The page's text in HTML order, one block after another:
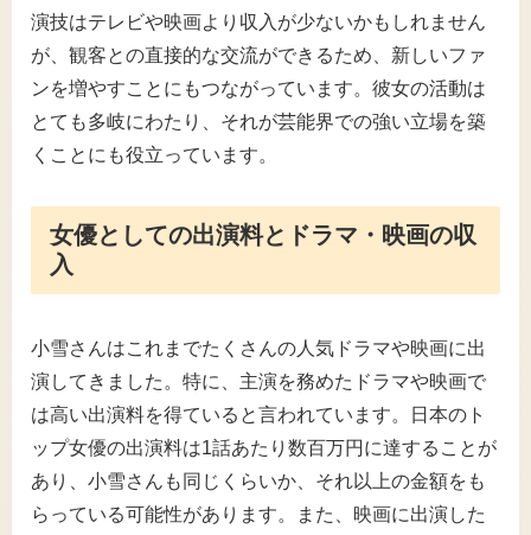
演技はテレビや映画より収入が少ないかもしれません
が、観客との直接的な交流ができるため、新しいファ
ンを増やすことにもつながっています。彼女の活動は
とても多岐にわたり、それが芸能界での強い立場を築
くことにも役立っています。
女優としての出演料とドラマ・映画の収
入
小雪さんはこれまでたくさんの人気ドラマや映画に出
演してきました。特に、主演を務めたドラマや映画で
は高い出演料を得ていると言われています。日本のト
ップ女優の出演料は1話あたり数百万円に達することが
あり、小雪さんも同じくらいか、それ以上の金額をも
らっている可能性があります。また、映画に出演した